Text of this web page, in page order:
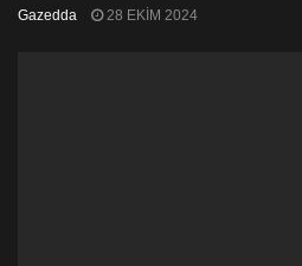
Gazedda 28 EKIM 2024